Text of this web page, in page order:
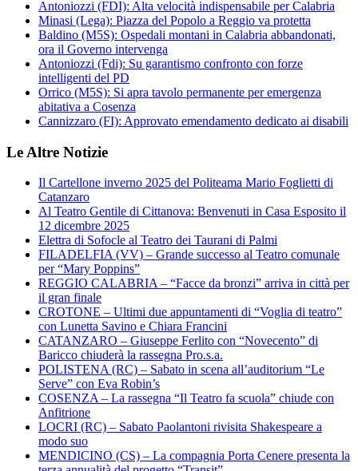
Antoniozzi (FDI): Alta velocità indispensabile per Calabria
Minasi (Lega): Piazza del Popolo a Reggio va protetta
Baldino (M5S): Ospedali montani in Calabria abbandonati,
ora il Governo intervenga
Antoniozzi (Fdi): Su garantismo confronto con forze
intelligenti del PD
Orrico (M5S): Si apra tavolo permanente per emergenza
abitativa a Cosenza
Cannizzaro (FI): Approvato emendamento dedicato ai disabili
Le Altre Notizie
Il Cartellone inverno 2025 del Politeama Mario Foglietti di
Catanzaro
Al Teatro Gentile di Cittanova: Benvenuti in Casa Esposito il
12 dicembre 2025
Elettra di Sofocle al Teatro dei Taurani di Palmi
FILADELFIA (VV) – Grande successo al Teatro comunale
per “Mary Poppins”
REGGIO CALABRIA – “Facce da bronzi” arriva in città per
il gran finale
CROTONE – Ultimi due appuntamenti di “Voglia di teatro”
con Lunetta Savino e Chiara Francini
CATANZARO – Giuseppe Ferlito con “Novecento” di
Baricco chiuderà la rassegna Pro.s.a.
POLISTENA (RC) – Sabato in scena all’auditorium “Le
Serve” con Eva Robin’s
COSENZA – La rassegna “Il Teatro fa scuola” chiude con
Anfitrione
LOCRI (RC) – Sabato Paolantoni rivisita Shakespeare a
modo suo
MENDICINO (CS) – La compagnia Porta Cenere presenta la